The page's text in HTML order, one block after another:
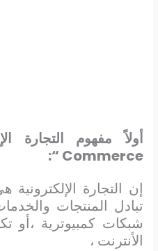
أولاً مفهوم التجارة
Commerce
“:
إن التجارة
تبادل المنتجات
شبكات كمبيوترية ،أو
الأنترنت ،